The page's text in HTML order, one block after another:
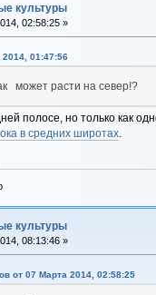
культуры
02:58:25 »
01:47:56
может расти на север!?
полосе, но только как
в средних широтах.
культуры
08:13:46 »
от 07 Марта 2014, 02:58:25